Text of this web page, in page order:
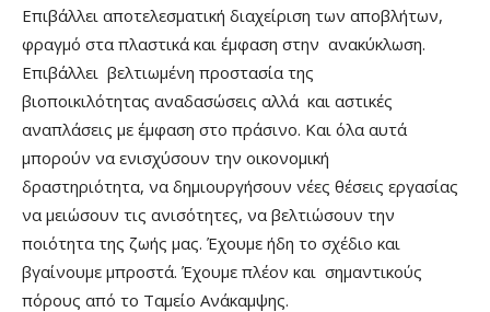
Επιβάλλει αποτελεσματική διαχείριση των αποβλήτων,
φραγμό στα πλαστικά και έμφαση στην ανακύκλωση.
Επιβάλλει βελτιωμένη προστασία της
βιοποικιλότητας αναδασώσεις αλλά και αστικές
αναπλάσεις με έμφαση στο πράσινο. Και όλα αυτά
μπορούν να ενισχύσουν την οικονομική
δραστηριότητα, να δημιουργήσουν νέες θέσεις εργασίας
να μειώσουν τις ανισότητες, να βελτιώσουν την
ποιότητα της ζωής μας. Έχουμε ήδη το σχέδιο και
βγαίνουμε μπροστά. Έχουμε πλέον και σημαντικούς
πόρους από το Ταμείο Ανάκαμψης.